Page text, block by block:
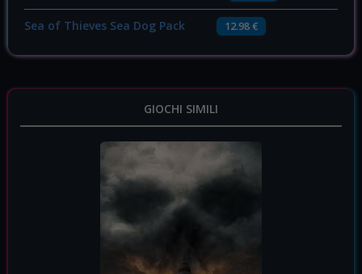
Sea of Thieves Sea Dog Pack 12.98 €
GIOCHI SIMILI